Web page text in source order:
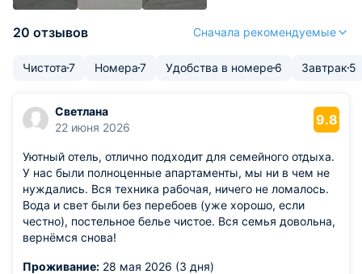
20 отзывов Сначала рекомендуемые
Чистота7 Номера7 Удобства в номере6 Завтрак 5
Светлана
22 июня 2026
9.8
Уютный отель, отлично подходит для семейного отдыха.
У нас были полноценные апартаменты, мы ни в чем не
нуждались. Вся техника рабочая, ничего не ломалось.
Вода и свет были без перебоев (уже хорошо, если
честно), постельное белье чистое. Вся семья довольна,
вернёмся снова!
Проживание: 28 мая 2026 (3 дня)